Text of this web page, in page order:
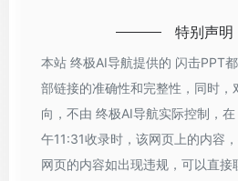
特别声明
本站 终极AI导航提供的 闪击PPT
部链接的准确性和完整性，同时，
向，不由 终极AI导航实际控制，
午11:31收录时，该网页上的内容
网页的内容如出现违规，可以直接